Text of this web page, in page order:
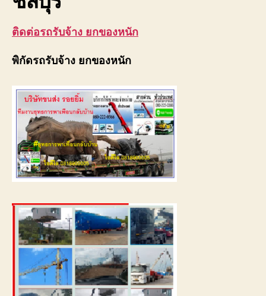
ติดต่อรถรับจ้าง ยกของหนัก
พิกัดรถรับจ้าง ยกของหนัก